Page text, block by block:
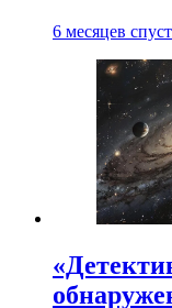
6 месяцев